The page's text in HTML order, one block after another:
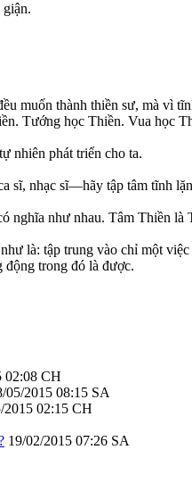
muốn thành thiền sư, mà vì
Tướng học Thiền. Vua học
nhiên phát triển cho ta.
nhạc sĩ—hãy tập tâm tĩnh
nghĩa như nhau. Tâm Thiền là
là: tập trung vào chỉ một
động trong đó là được.
02:08 CH
05/2015 08:15 SA
2015 02:15 CH
19/02/2015 07:26 SA